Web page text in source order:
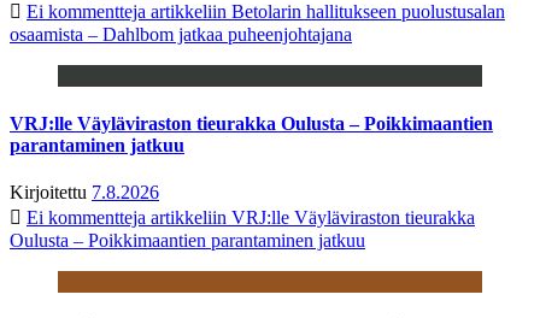
Ei kommentteja artikkeliin Betolarin hallitukseen puolustusalan
osaamista – Dahlbom jatkaa puheenjohtajana
VRJ:lle Väyläviraston tieurakka Oulusta – Poikkimaantien
parantaminen jatkuu
Kirjoitettu 7.8.2026
Ei kommentteja artikkeliin VRJ:lle Väyläviraston tieurakka
Oulusta – Poikkimaantien parantaminen jatkuu